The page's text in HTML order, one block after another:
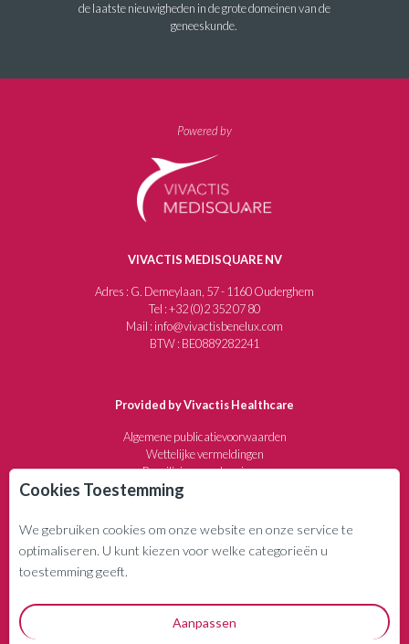
de laatste nieuwigheden in de grote domeinen van de
geneeskunde.
Powered by
VIVACTIS MEDISQUARE NV
Adres : G. Demeylaan, 57 - 1160 Ouderghem
Tel : +32 (0)2 352 07 80
Mail : info@vivactisbenelux.com
BTW : BE0889282241
Provided by Vivactis Healthcare
Algemene publicatievoorwaarden
Wettelijke vermeldingen
Beveiliging van de privacy
Annuleringsvoorwaarden
WIE ZIJN WE?
Uitgevers- en communicatiebedrijf sedert 1982
sector
Cookies Toestemming
We gebruiken cookies om onze website en onze service te
optimaliseren. U kunt kiezen voor welke categorieën u
toestemming geeft.
Aanpassen